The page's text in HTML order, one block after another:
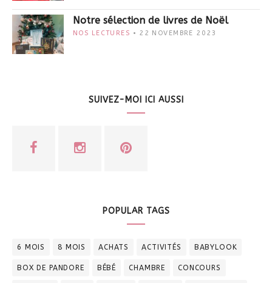
Notre sélection de livres de Noël
NOS LECTURES 22 NOVEMBRE 2023
SUIVEZ-MOI ICI AUSSI
POPULAR TAGS
6 MOIS 8 MOIS ACHATS ACTIVITÉS BABYLOOK
BOX DE PANDORE BÉBÉ CHAMBRE CONCOURS